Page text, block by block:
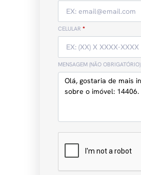
CELULAR *
MENSAGEM (NÃO OBRIGATÓRIO)